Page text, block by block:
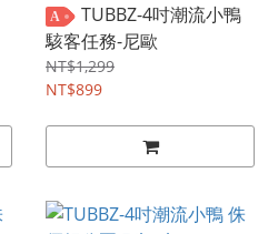
A
TUBBZ-4吋潮流小鴨
駭客任務-尼歐
NT$1,299
NT$899